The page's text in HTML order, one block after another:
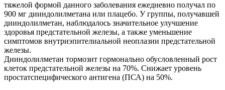
тяжелой формой данного заболевания ежедневно получал по
900 мг дииндолилметана или плацебо. У группы, получавшей
дииндолилметан, наблюдалось значительное улучшение
здоровья предстательной железы, а также уменьшение
симптомов внутриэпителиальной неоплазии предстательной
железы.
Дииндолилметан тормозит гормонально обусловленный рост
клеток предстательной железы на 70%. Снижает уровень
простатспецифического антигена (ПСА) на 50%.